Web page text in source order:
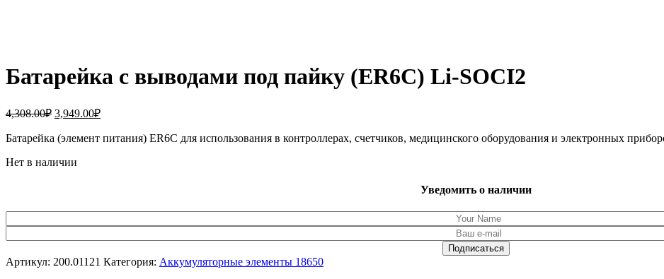
Батарейка с выводами под пайку (ER6C) Li-SOCI2
4,308.00₽ Первоначальная
составляла
3,949.00₽Текущая
3,949.00₽.
Батарейка (элемент питания) ER6C для использования в контроллерах, счетчиков, медицинского оборудования и электронных
Нет в наличии
Уведомить о наличии
Артикул: 200.01121 Категория: Аккумуляторные элементы 18650